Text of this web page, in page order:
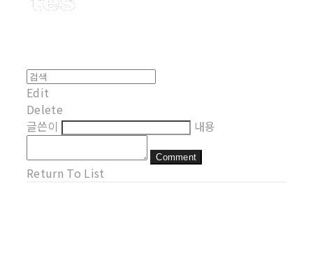
Edit
Delete
글쓴이
내용
Comment
Return To List